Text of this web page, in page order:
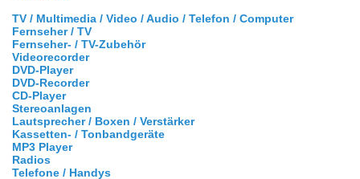
TV / Multimedia / Video / Audio / Telefon / Computer
Fernseher / TV
Fernseher- / TV-Zubehör
Videorecorder
DVD-Player
DVD-Recorder
CD-Player
Stereoanlagen
Lautsprecher / Boxen / Verstärker
Kassetten- / Tonbandgeräte
MP3 Player
Radios
Telefone / Handys